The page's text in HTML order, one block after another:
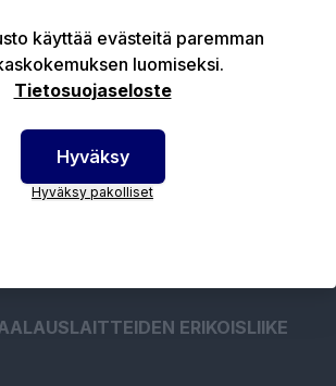
ERIKOISLIIKE
käyttää evästeitä paremman
luomiseksi.
Tietosuojaseloste
Hyväksy
Hyväksy pakolliset